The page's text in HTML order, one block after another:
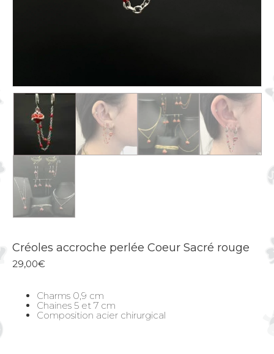
Créoles accroche perlée Coeur Sacré rouge
29,00€
Charms 0,9 cm
Chaines 5 et 7 cm
Composition acier chirurgical